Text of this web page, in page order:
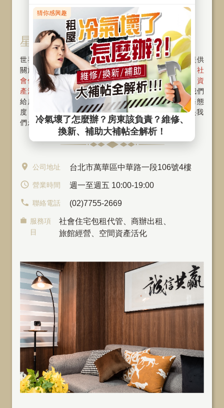
星鴻 ‧ 星華股份有限公司
世界再大也要回家，SKY FUN為您打造幸福家！我們提供
關於房屋物件〝租、管、售〞一條龍的整合服務，從
社
會住宅
、 包租代管 、 代租代管 、 物業管理 、
資
產活化 、 旅館經營 與 商辦出租 。好的服務，是我們
給房東及房客最重要的承諾 ! 將以專業、親切的服務態
度，提供您高品質的服務。〝堅持誠信，專注本業〞是我
們永續經營的指標～歡迎隨時 與我們聯繫
公司地址 台北市萬華區中華路一段106號4樓
營業時間 週一至週五 10:00-19:00
聯絡電話 (02)7755-2669
服務項
目
社會住宅包租代管、 商辦出租 、
旅館經營、空間資產活化